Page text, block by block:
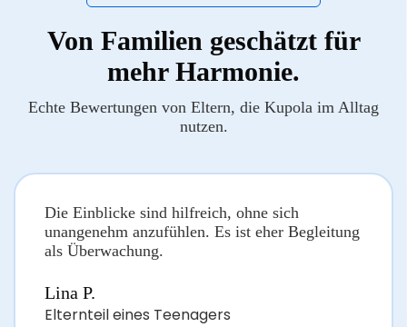
Von Familien geschätzt für
mehr Harmonie.
Echte Bewertungen von Eltern, die Kupola im Alltag
nutzen.
Lina P.
Elternteil eines Teenagers
Die Einblicke sind hilfreich, ohne sich
unangenehm anzufühlen. Es ist eher Begleitung
als Überwachung.